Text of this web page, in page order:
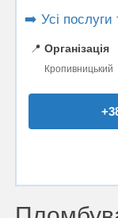
➡️ Усі послуги
📍 Організація
Кропивницький